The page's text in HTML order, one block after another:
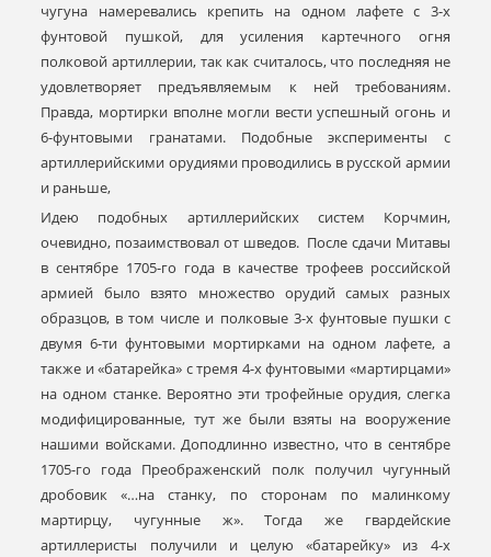
чугуна намеревались крепить на одном лафете с 3-х
фунтовой пушкой, для усиления картечного огня
полковой артиллерии, так как считалось, что последняя не
удовлетворяет предъявляемым к ней требованиям.
Правда, мортирки вполне могли вести успешный огонь и
6-фунтовыми гранатами. Подобные эксперименты с
артиллерийскими орудиями проводились в русской армии
и раньше,
Идею подобных артиллерийских систем Корчмин,
очевидно, позаимствовал от шведов. После сдачи Митавы
в сентябре 1705-го года в качестве трофеев российской
армией было взято множество орудий самых разных
образцов, в том числе и полковые 3-х фунтовые пушки с
двумя 6-ти фунтовыми мортирками на одном лафете, а
также и «батарейка» с тремя 4-х фунтовыми «мартирцами»
на одном станке. Вероятно эти трофейные орудия, слегка
модифицированные, тут же были взяты на вооружение
нашими войсками. Доподлинно известно, что в сентябре
1705-го года Преображенский полк получил чугунный
дробовик «…на станку, по сторонам по малинкому
мартирцу, чугунные ж». Тогда же гвардейские
артиллеристы получили и целую «батарейку» из 4-х